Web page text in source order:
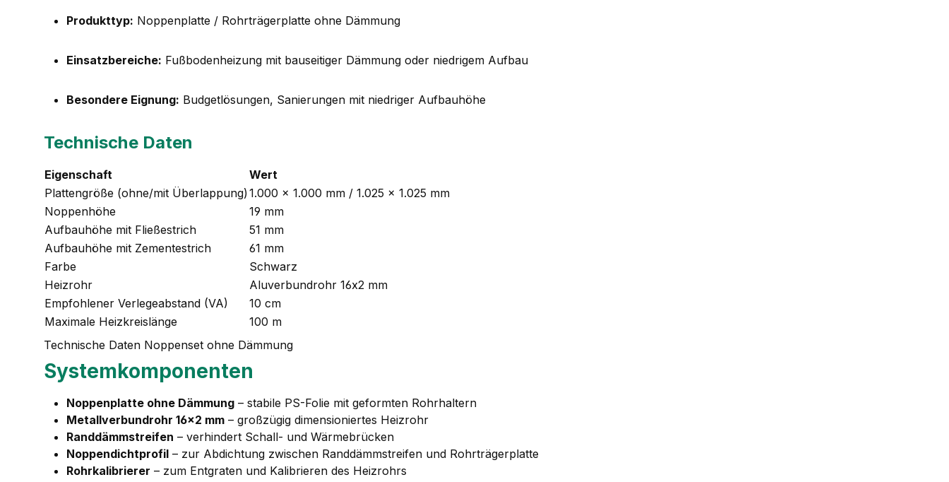
Produkttyp: Noppenplatte / Rohrträgerplatte ohne Dämmung
Einsatzbereiche: Fußbodenheizung mit bauseitiger Dämmung oder niedrigem Aufbau
Besondere Eignung: Budgetlösungen, Sanierungen mit niedriger Aufbauhöhe
Technische Daten
Technische Daten Noppenset ohne Dämmung
Eigenschaft
Wert
Plattengröße (ohne/mit Überlappung)1.000 × 1.000 mm / 1.025 × 1.025 mm
Noppenhöhe
19 mm
Aufbauhöhe mit Fließestrich
51 mm
Aufbauhöhe mit Zementestrich
61 mm
Farbe
Schwarz
Heizrohr
Aluverbundrohr 16x2 mm
Empfohlener Verlegeabstand (VA)
10 cm
Maximale Heizkreislänge
100 m
Systemkomponenten
Noppenplatte ohne Dämmung – stabile PS-Folie mit geformten Rohrhaltern
Metallverbundrohr 16×2 mm – großzügig dimensioniertes Heizrohr
Randdämmstreifen – verhindert Schall- und Wärmebrücken
Noppendichtprofil – zur Abdichtung zwischen Randdämmstreifen und Rohrträgerplatte
Rohrkalibrierer – zum Entgraten und Kalibrieren des Heizrohrs